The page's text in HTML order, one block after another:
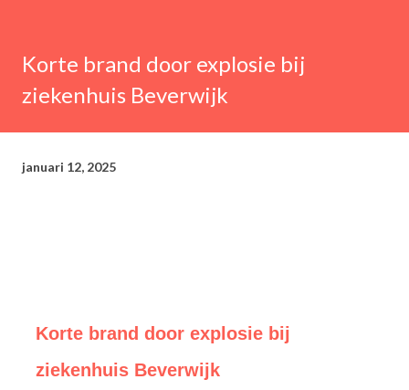
Korte brand door explosie bij
ziekenhuis Beverwijk
januari 12, 2025
Korte brand door explosie bij
ziekenhuis Beverwijk